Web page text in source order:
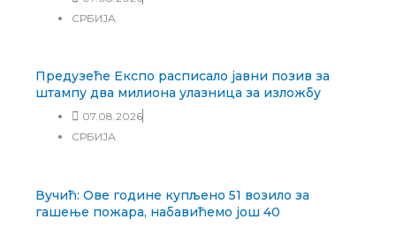
СРБИЈА
Предузеће Експо расписало јавни позив за
штампу два милиона улазница за изложбу
07.08.2026
СРБИЈА
Вучић: Ове године купљено 51 возило за
гашење пожара, набавићемо још 40